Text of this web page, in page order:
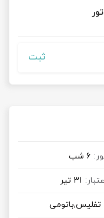
ثبت
6 شب
31 تیر
تفلیس,باتومی